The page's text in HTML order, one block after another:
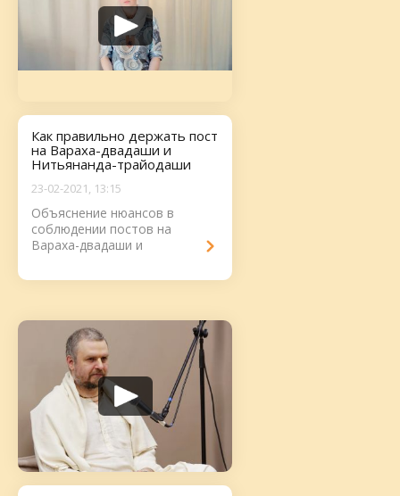
Как правильно держать пост
на Вараха-двадаши и
Нитьянанда-трайодаши
23-02-2021, 13:15
Объяснение нюансов в
соблюдении постов на
Вараха-двадаши и